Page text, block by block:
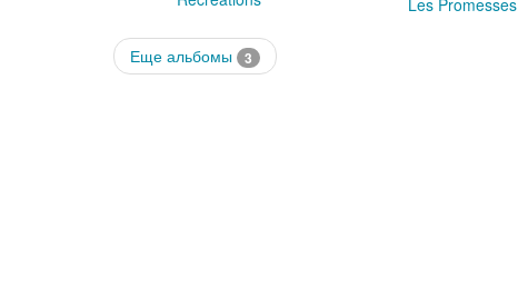
Еще альбомы 3